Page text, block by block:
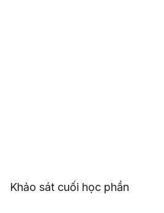
Khảo sát cuối học phần